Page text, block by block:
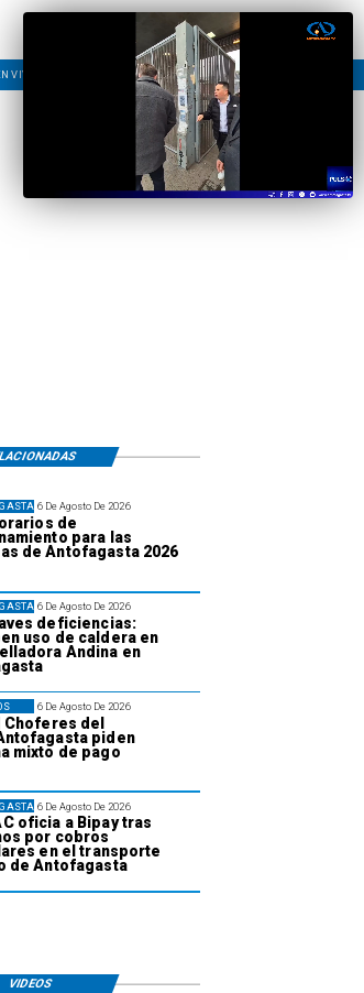
VIVO CONTACTO
6 De Agosto De 2026
de
para las
de Antofagasta 2026
6 De Agosto De 2026
deficiencias:
uso de caldera en
Andina en
6 De Agosto De 2026
Choferes del
piden
mixto de pago
6 De Agosto De 2026
oficia a Bipay tras
por cobros
en el transporte
de Antofagasta
VIDEOS